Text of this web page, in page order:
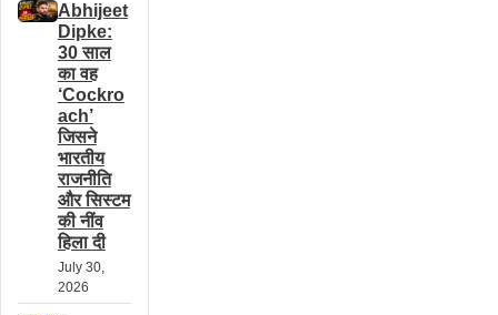
Abhijeet
Dipke:
30 साल
का वह
‘Cockro
ach’
जिसने
भारतीय
राजनीति
और सिस्टम
की नींव
हिला दी
July 30,
2026